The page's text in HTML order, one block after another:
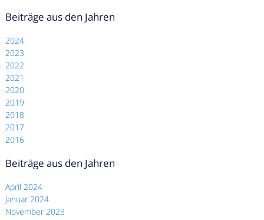
Beiträge aus den Jahren
2024
2023
2022
2021
2020
2019
2018
2017
2016
Beiträge aus den Jahren
April 2024
Januar 2024
November 2023